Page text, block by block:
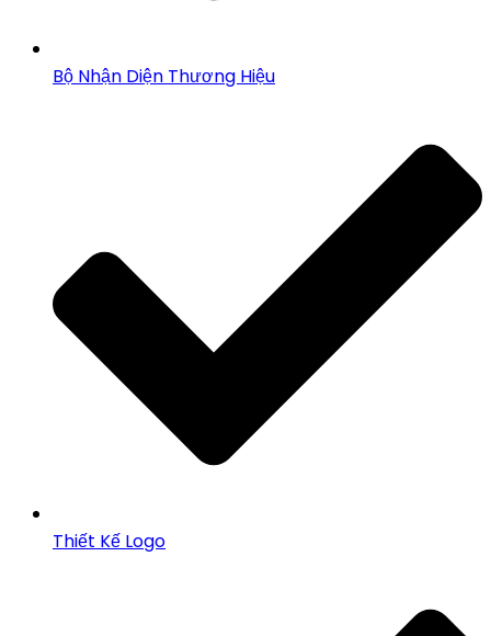
Bộ Nhận Diện Thương Hiệu
Thiết Kế Logo